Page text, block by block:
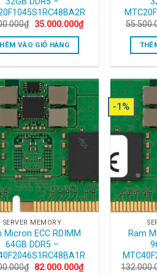
₫ Original
was:
36.500.000₫.
35.000.000₫Current
VÀO GIỎ HÀNG
SERVER MEMORY
Micron ECC RDIMM
64GB DDR5 –
₫ Original
82.000.000₫Current
-1%
Ram